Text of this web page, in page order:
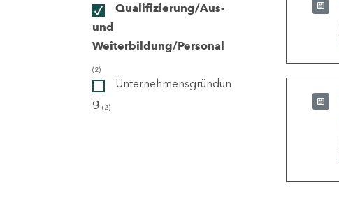
Qualifizierung/Aus-
und
Weiterbildung/Personal
(2)
Unternehmensgründun
g (2)